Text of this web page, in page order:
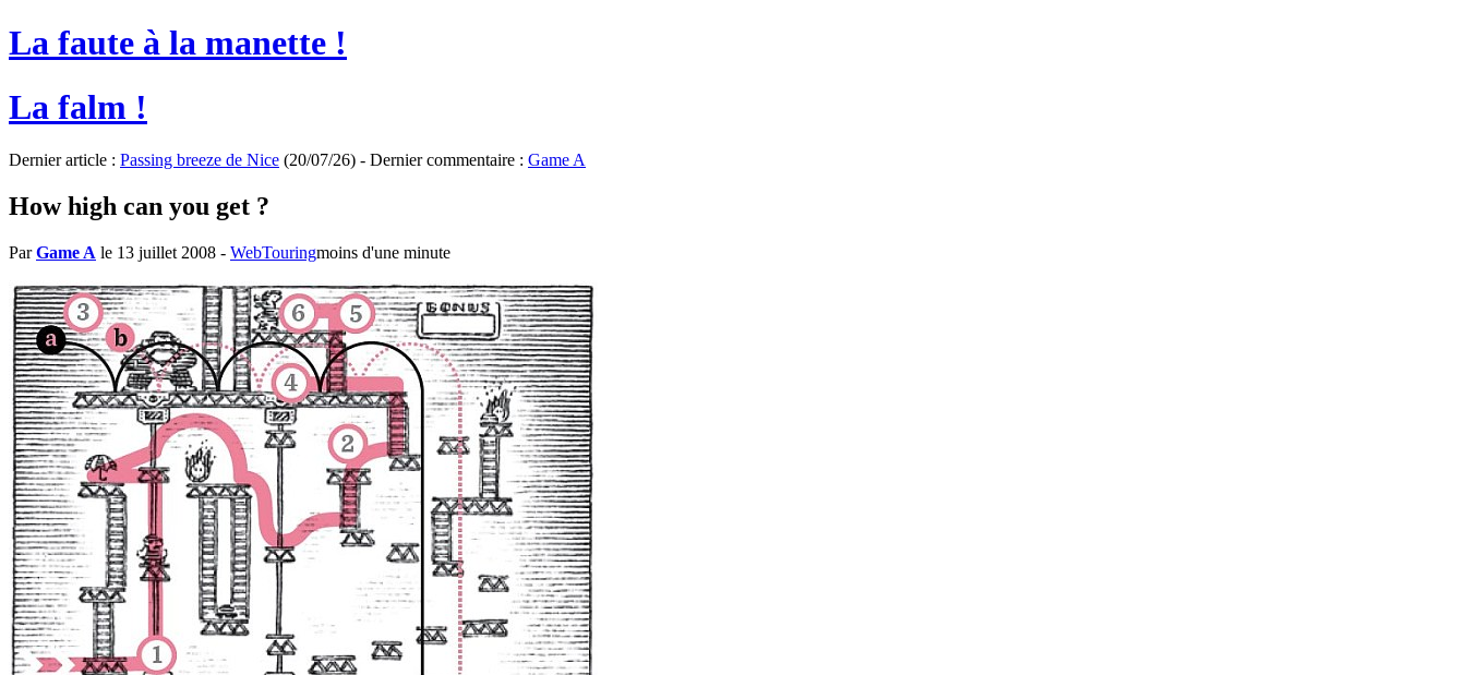
La faute à la manette !
La falm !
Dernier article : Passing breeze de Nice (20/07/26) - Dernier commentaire : Game A
How high can you get ?
ParGame A le 13 juillet 2008 - WebTouringmoins d'une minute